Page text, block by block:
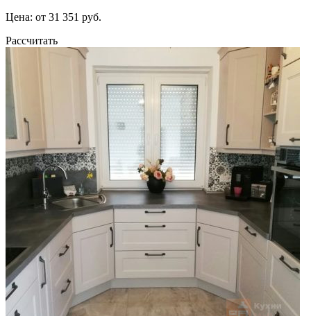
Цена: от 31 351 руб.
Рассчитать